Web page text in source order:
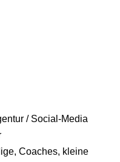
/ Social-Media
Coaches, kleine